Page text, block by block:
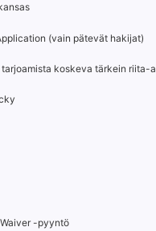
(vain pätevät hakijat)
koskeva tärkein riita-
-pyyntö